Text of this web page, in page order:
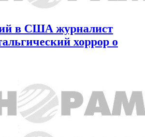
в США журналист
хоррор о